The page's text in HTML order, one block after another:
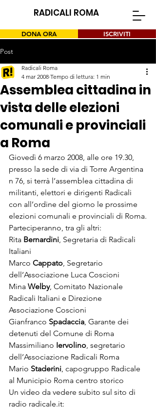
RADICALI ROMA
DONA ORA ISCRIVITI
Post
Assemblea cittadina in
vista delle elezioni
comunali e provinciali
a Roma
Radicali Roma
4 mar 2008 Tempo di lettura: 1 min
Giovedì 6 marzo 2008, alle ore 19.30,
presso la sede di via di Torre Argentina
n 76, si terrà l’assemblea cittadina di
militanti, elettori e dirigenti Radicali
con all’ordine del giorno le prossime
elezioni comunali e provinciali di Roma.
Parteciperanno, tra gli altri:
Rita Bernardini, Segretaria di Radicali
Italiani
Marco Cappato, Segretario
dell’Associazione Luca Coscioni
Mina Welby, Comitato Nazionale
Radicali Italiani e Direzione
Associazione Coscioni
Gianfranco Spadaccia, Garante dei
detenuti del Comune di Roma
Massimiliano Iervolino, segretario
dell’Associazione Radicali Roma
Mario Staderini, capogruppo Radicale
al Municipio Roma centro storico
Un video da vedere subito sul sito di